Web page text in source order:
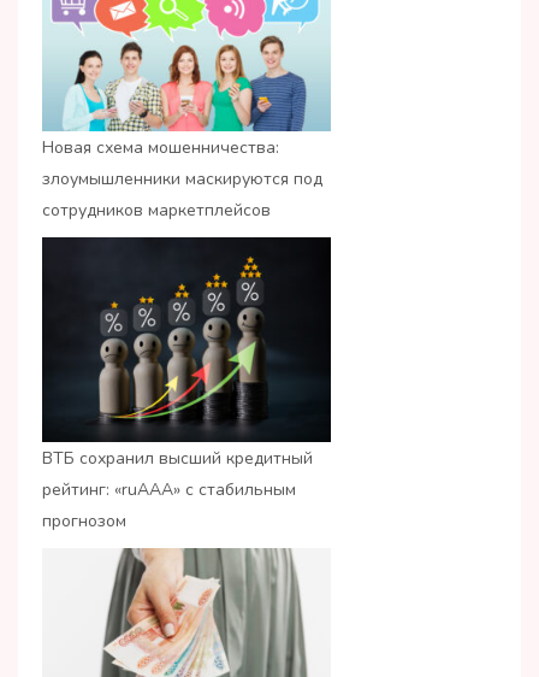
Новая схема мошенничества:
злоумышленники маскируются под
сотрудников маркетплейсов
ВТБ сохранил высший кредитный
рейтинг: «ruАAA» с стабильным
прогнозом